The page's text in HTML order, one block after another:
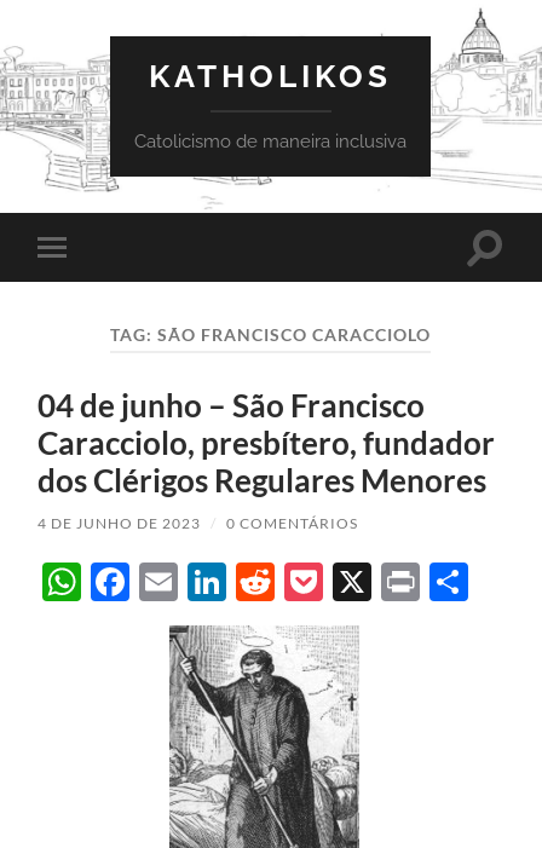
KATHOLIKOS
Catolicismo de maneira inclusiva
Toggle
mobile
Toggle
TAG:SÃO FRANCISCO CARACCIOLO
04 de junho – São Francisco
Caracciolo, presbítero, fundador
dos Clérigos Regulares Menores
4 DE JUNHO DE 2023 / 0 COMENTÁRIOS
WhatsApp
Facebook
EmailLinkedIn
Reddit
Pocket
X Print